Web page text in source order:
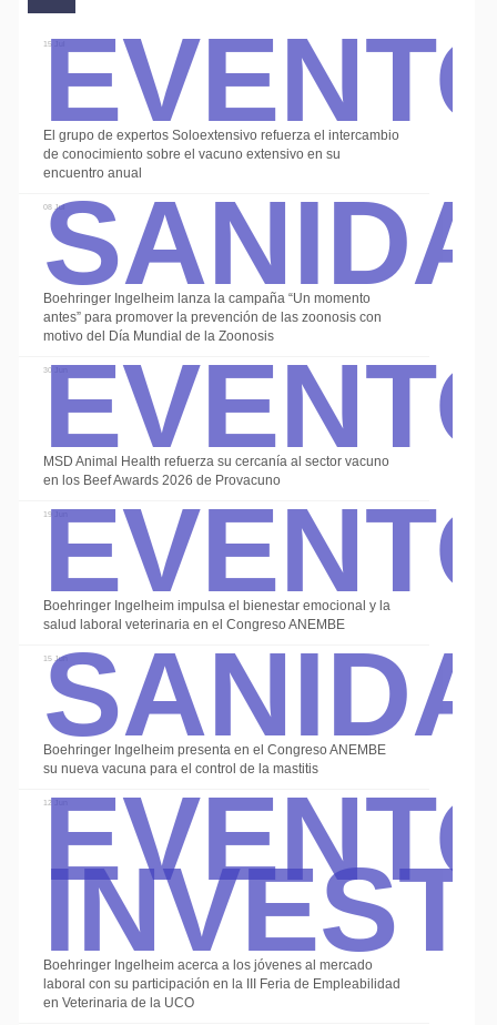
15 Jul
El grupo de expertos Soloextensivo refuerza el intercambio
de conocimiento sobre el vacuno extensivo en su
encuentro anual
08 Jul
Boehringer Ingelheim lanza la campaña “Un momento
antes” para promover la prevención de las zoonosis con
motivo del Día Mundial de la Zoonosis
30 Jun
MSD Animal Health refuerza su cercanía al sector vacuno
en los Beef Awards 2026 de Provacuno
19 Jun
Boehringer Ingelheim impulsa el bienestar emocional y la
salud laboral veterinaria en el Congreso ANEMBE
15 Jun
Boehringer Ingelheim presenta en el Congreso ANEMBE
su nueva vacuna para el control de la mastitis
12 Jun
Boehringer Ingelheim acerca a los jóvenes al mercado
laboral con su participación en la III Feria de Empleabilidad
en Veterinaria de la UCO